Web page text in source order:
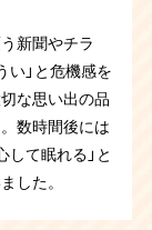
新聞やチラ
」と危機感を
な思い出の品
数時間後には
て眠れる」と
した。
ました。長年
に蓄積されて
用品を回収さ
ておりますの
変でした。ノ
重に仕分けを
ものはお客様
床が見えない
いました。 カ
に回収し、数
されたご家族
じた現場でし
たというご依
承りました。
そして部屋の
と大量の害虫
丸2日かけて
ました。
踏ん切りがつ
とでご連絡を
各お部屋は大
作業から入り
付けていくと
て作業をお
にスタッフ分
から残して
したので探索
り、無事に探
した。
敷の状態でペ
大量にありま
スタッフ4名
新聞紙などリ
リサイクル資
ことができま
様は進んで処
えることがで
てほしいとの
品の廃棄物や
後も住まわれ
品と必要品の
フ4名の5時間